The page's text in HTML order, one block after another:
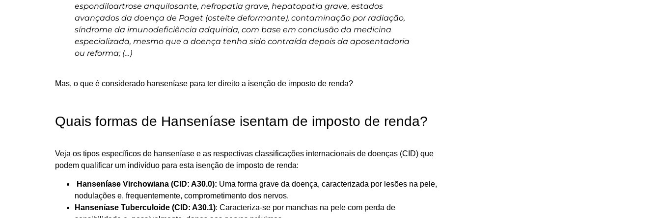
espondiloartrose anquilosante, nefropatia grave, hepatopatia grave, estados
avançados da doença de Paget (osteíte deformante), contaminação por radiação,
síndrome da imunodeficiência adquirida, com base em conclusão da medicina
especializada, mesmo que a doença tenha sido contraída depois da aposentadoria
ou reforma; (…)
Mas, o que é considerado hanseníase para ter direito a isenção de imposto de renda?
Quais formas de Hanseníase isentam de imposto de renda?
Veja os tipos específicos de hanseníase e as respectivas classificações internacionais de doenças (CID) que
podem qualificar um indivíduo para esta isenção de imposto de renda:
Hanseníase Virchowiana (CID: A30.0): Uma forma grave da doença, caracterizada por lesões na pele,
nodulações e, frequentemente, comprometimento dos nervos.
Hanseníase Tuberculoide (CID: A30.1): Caracteriza-se por manchas na pele com perda de